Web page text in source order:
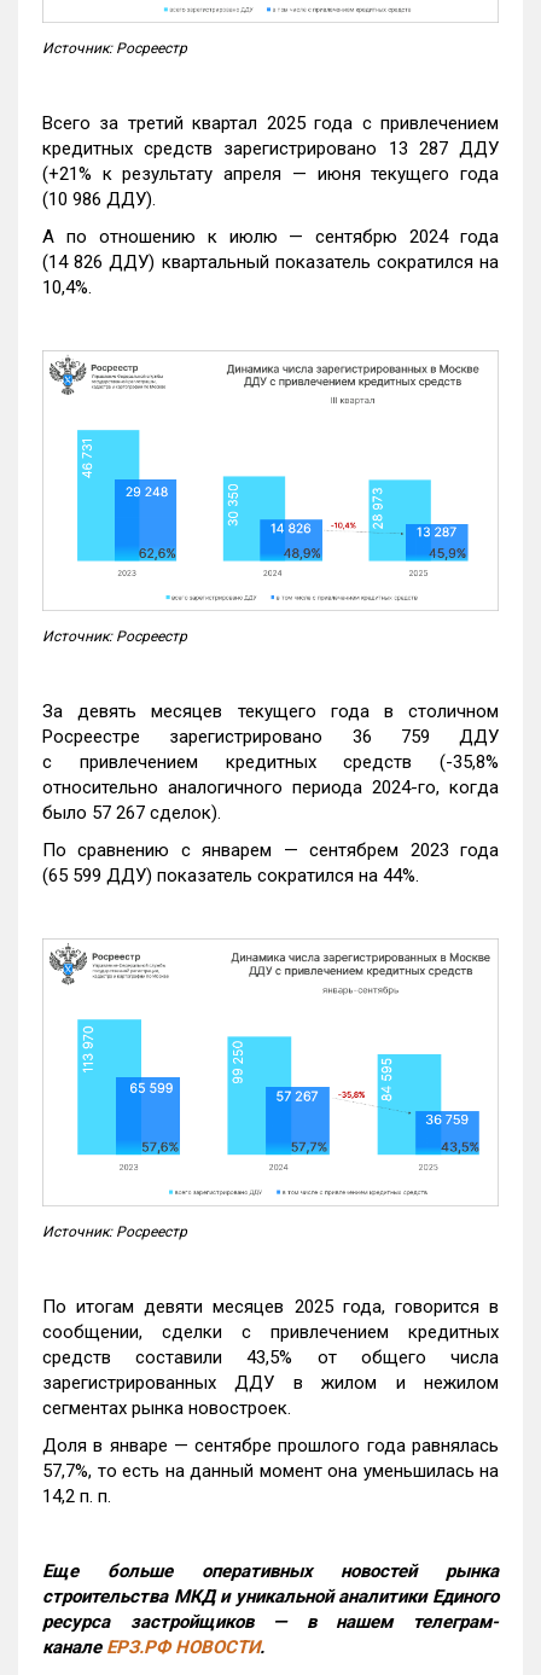
Источник: Росреестр
Всего за третий квартал 2025 года с привлечением
кредитных средств зарегистрировано 13 287 ДДУ
(+21% к результату апреля — июня текущего года
(10 986 ДДУ).
А по отношению к июлю — сентябрю 2024 года
(14 826 ДДУ) квартальный показатель сократился на
10,4%.
Источник: Росреестр
За девять месяцев текущего года в столичном
Росреестре зарегистрировано 36 759 ДДУ
с привлечением кредитных средств (-35,8%
относительно аналогичного периода 2024-го, когда
было 57 267 сделок).
По сравнению с январем — сентябрем 2023 года
(65 599 ДДУ) показатель сократился на 44%.
Источник: Росреестр
По итогам девяти месяцев 2025 года, говорится в
сообщении, сделки с привлечением кредитных
средств составили 43,5% от общего числа
зарегистрированных ДДУ в жилом и нежилом
сегментах рынка новостроек.
Доля в январе — сентябре прошлого года равнялась
57,7%, то есть на данный момент она уменьшилась на
14,2 п. п.
Еще больше оперативных новостей рынка
строительства МКД и уникальной аналитики Единого
ресурса застройщиков — в нашем телеграм-
канале ЕРЗ.РФ НОВОСТИ.